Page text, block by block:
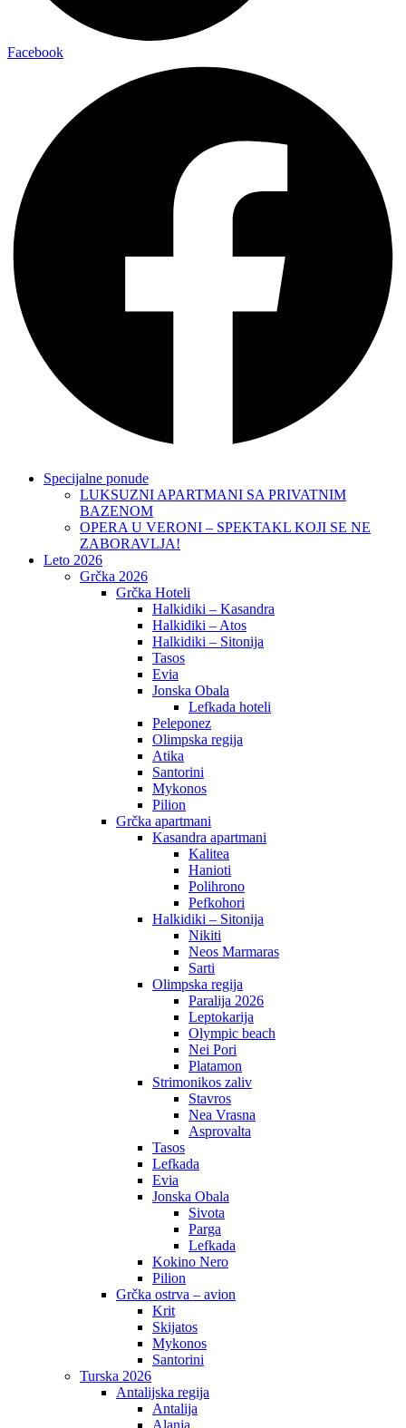
Facebook
Specijalne ponude
LUKSUZNI APARTMANI SA PRIVATNIM
BAZENOM
OPERA U VERONI – SPEKTAKL KOJI SE NE
ZABORAVLJA!
Leto 2026
Grčka 2026
Grčka Hoteli
Halkidiki – Kasandra
Halkidiki – Atos
Halkidiki – Sitonija
Tasos
Evia
Jonska Obala
Lefkada hoteli
Peleponez
Olimpska regija
Atika
Santorini
Mykonos
Pilion
Grčka apartmani
Kasandra apartmani
Kalitea
Hanioti
Polihrono
Pefkohori
Halkidiki – Sitonija
Nikiti
Neos Marmaras
Sarti
Olimpska regija
Paralija 2026
Leptokarija
Olympic beach
Nei Pori
Platamon
Strimonikos zaliv
Stavros
Nea Vrasna
Asprovalta
Tasos
Lefkada
Evia
Jonska Obala
Sivota
Parga
Lefkada
Kokino Nero
Pilion
Grčka ostrva – avion
Krit
Skijatos
Mykonos
Santorini
Turska 2026
Antalijska regija
Antalija